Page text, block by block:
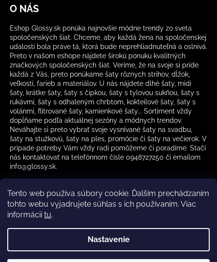
Tento web používa súbory cookie. Ďalším prechádzaním
tohto webu vyjadrujete súhlas s ich používaním. Viac
informáciítu.
Nastavenie
O NÁS
Eshop Glossy.sk ponúka najnovšie módne trendy zo sveta
spoločenských šiat. Chceme, aby každá žena na spoločenskej
udalosti bola práve tá, ktorá bude neprehliadnuteľná a oslnivá.
Preto v našom eshope nájdete širokú ponuku kvalitných
značkových spoločenských šiat. Veríme, že na svoje si príde
každá z Vás, preto ponúkame šaty rôznych strihov, dĺžok,
veľkostí, farieb a materiálov. U nás nájdete dlhé šaty, midi
šaty, krátke šaty, šaty s čipkou, šaty s tylovou sukňou, šaty s
rukávmi, šaty s odhaleným chrbtom, kokteilové šaty, šaty s
volánmi, flitrované šaty, kamienkové šaty... Sortiment vždy
dopĺňame podľa aktuálnej sezóny a módnych trendov.
Neváhajte si preto vybrať svoje vysnívané šaty na svadbu,
šaty na stužkovú, šaty na ples, promócie či šaty na večierok. V
prípade potreby Vám vždy radi pomôžeme či poradíme. Stačí
nás kontaktovať na telefónnom čísle 0948727250 či emailom
info@glossy.sk.
Kamenná predajňa otváracia doba CZ